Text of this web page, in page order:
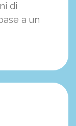
di
a un